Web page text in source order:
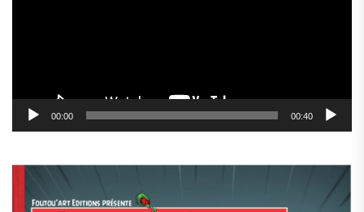
00:00 00:40